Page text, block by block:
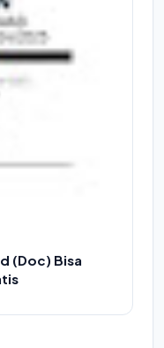
(Doc) Bisa